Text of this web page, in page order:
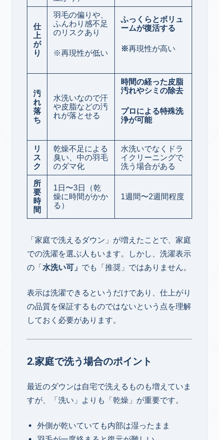
仕
上
が
り
羽毛の偏りや、
ふんわり感不足
のリスクあり
※再現性が低い
ふっくらとボリュ
ームが復活する
※再現性が高い
汚
れ
落
ち
水洗いなので汗
や皮脂などの汚
れが落とせる
時間の経った皮脂
汚れやシミの除去
プロによる特殊洗
浄が可能
リ
ス
ク
乾燥不足による
臭い、中の羽毛
のダマ化
水洗いでなくドラ
イクリーニングで
洗う場合がある
所
要
時
間
1日〜3日（乾
燥に時間がかか
る）
1週間〜2週間程度
「家庭で洗えるダウン」が増えたことで、家庭
での洗濯を選ぶ人もいます。しかし、洗濯表示
の「水洗い可」 でも「推奨」ではありません。
表示は洗濯できるというだけであり、仕上がり
の品質を保証するものではないという点を理解
しておく必要があります。
2.家庭で洗う場合のポイント
最近のダウンは自宅で洗えるものも増えていま
すが、「洗い」よりも「乾燥」が重要です。
外側が乾いていても内部は湿ったまま